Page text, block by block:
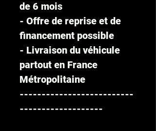
de 6 mois
- Offre de reprise et de
financement possible
- Livraison du véhicule
partout en France
Métropolitaine
--------------------------
-------------------